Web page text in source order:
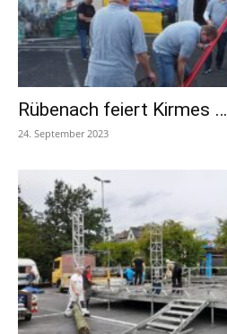
Rübenach feiert Kirmes …
24. September 2023